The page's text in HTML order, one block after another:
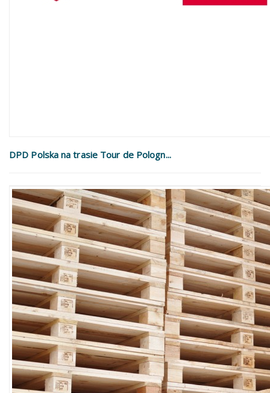
DPD Polska na trasie Tour de Pologn...